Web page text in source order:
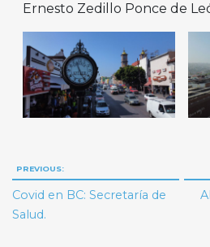
Ernesto Zedillo Ponce de
Navegación
de
entradas
PREVIOUS:
Covid en BC: Secretaría de
Salud.